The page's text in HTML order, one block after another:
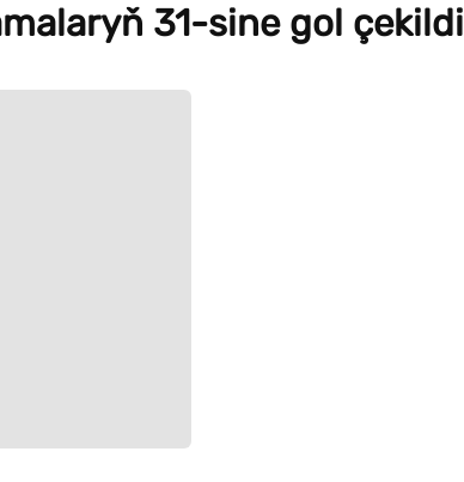
31-sine gol çekildi